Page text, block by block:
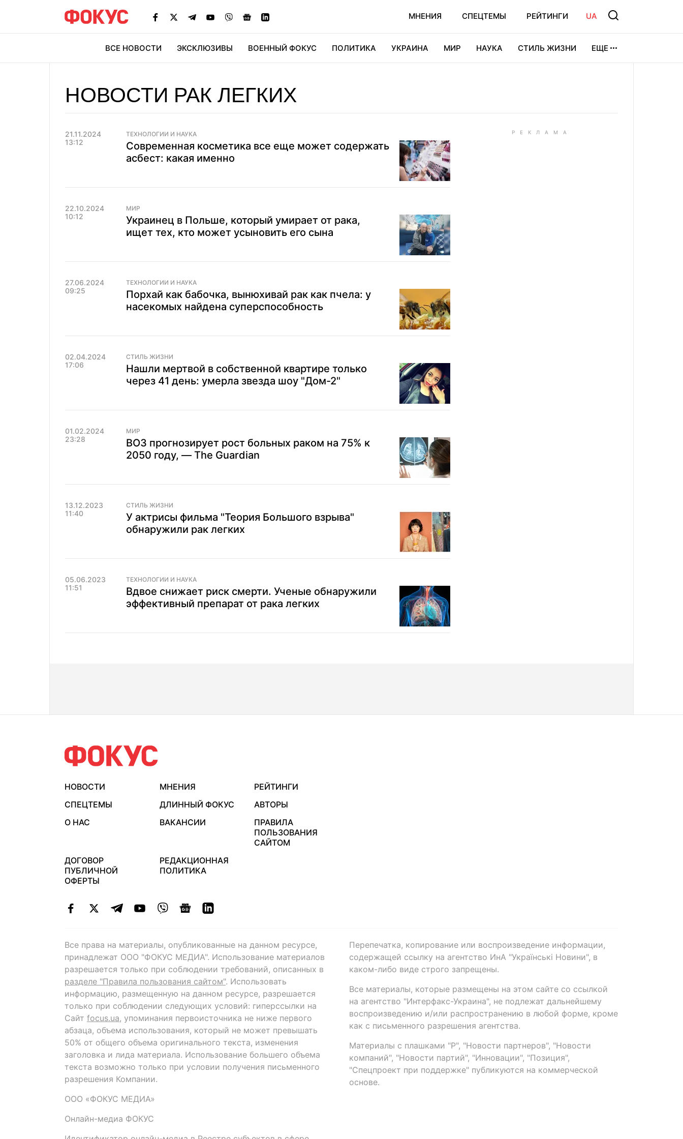
МНЕНИЯ СПЕЦТЕМЫ РЕЙТИНГИ UA
ВСЕ НОВОСТИ ЭКСКЛЮЗИВЫ ВОЕННЫЙ ФОКУС ПОЛИТИКА УКРАИНА МИР НАУКА СТИЛЬ ЖИЗНИ ЕЩЕ
НОВОСТИ РАК ЛЕГКИХ
21.11.2024
13:12
ТЕХНОЛОГИИ И НАУКА
Современная косметика все еще может содержать
асбест: какая именно
22.10.2024
10:12
МИР
Украинец в Польше, который умирает от рака,
ищет тех, кто может усыновить его сына
27.06.2024
09:25
ТЕХНОЛОГИИ И НАУКА
Порхай как бабочка, вынюхивай рак как пчела: у
насекомых найдена суперспособность
02.04.2024
17:06
СТИЛЬ ЖИЗНИ
Нашли мертвой в собственной квартире только
через 41 день: умерла звезда шоу "Дом-2"
01.02.2024
23:28
МИР
ВОЗ прогнозирует рост больных раком на 75% к
2050 году, — The Guardian
13.12.2023
11:40
СТИЛЬ ЖИЗНИ
У актрисы фильма "Теория Большого взрыва"
обнаружили рак легких
05.06.2023
11:51
ТЕХНОЛОГИИ И НАУКА
Вдвое снижает риск смерти. Ученые обнаружили
эффективный препарат от рака легких
НОВОСТИ МНЕНИЯ
РЕЙТИНГИ
СПЕЦТЕМЫ
ДЛИННЫЙ ФОКУС
АВТОРЫ
О НАС
ВАКАНСИИ
ПРАВИЛА
ПОЛЬЗОВАНИЯ
САЙТОМ
ДОГОВОР
ПУБЛИЧНОЙ
ОФЕРТЫ
РЕДАКЦИОННАЯ
ПОЛИТИКА
Все права на материалы, опубликованные на данном ресурсе,
принадлежат ООО "ФОКУС МЕДИА". Использование материалов
разрешается только при соблюдении требований, описанных в
разделе "Правила пользования сайтом". Использовать
информацию, размещенную на данном ресурсе, разрешается
только при соблюдении следующих условий: гиперссылки на
Сайт focus.ua, упоминания первоисточника не ниже первого
абзаца, объема использования, который не может превышать
50% от общего объема оригинального текста, изменения
заголовка и лида материала. Использование большего объема
текста возможно только при условии получения письменного
разрешения Компании.
ООО «ФОКУС МЕДИА»
Онлайн-медиа ФОКУС
Перепечатка, копирование или воспроизведение информации,
содержащей ссылку на агентство ИнА "Українські Новини", в
каком-либо виде строго запрещены.
Все материалы, которые размещены на этом сайте со ссылкой
на агентство "Интерфакс-Украина", не подлежат дальнейшему
воспроизведению и/или распространению в любой форме, кроме
как с письменного разрешения агентства.
Материалы с плашками "Р", "Новости партнеров", "Новости
компаний", "Новости партий", "Инновации", "Позиция",
"Спецпроект при поддержке" публикуются на коммерческой
основе.